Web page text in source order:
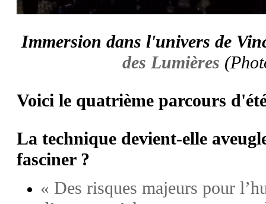
Immersion dans l'univers de
des Lumières
Voici le quatrième parcours
La technique devient-elle
fasciner ?
« Des risques majeurs pour